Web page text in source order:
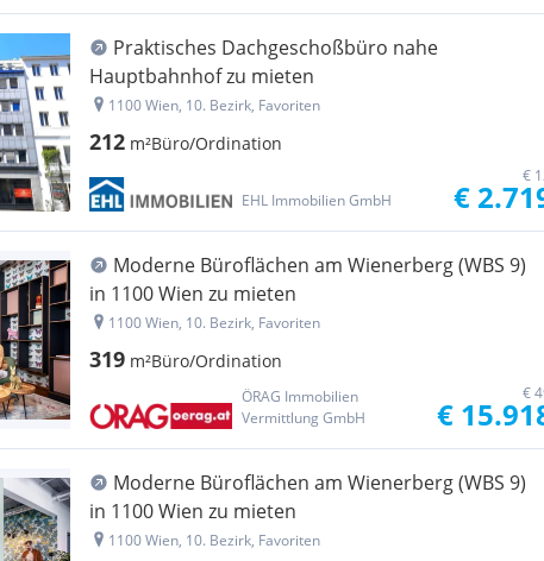
Praktisches Dachgeschoßbüro nahe
Hauptbahnhof zu mieten
1100 Wien, 10. Bezirk, Favoriten
212 m²Büro/Ordination
EHL Immobilien GmbH
€
€
Moderne Büroflächen am Wienerberg (WBS 9)
in 1100 Wien zu mieten
1100 Wien, 10. Bezirk, Favoriten
319 m²Büro/Ordination
ÖRAG Immobilien
Vermittlung GmbH
€
€
Moderne Büroflächen am Wienerberg (WBS 9)
in 1100 Wien zu mieten
1100 Wien, 10. Bezirk, Favoriten